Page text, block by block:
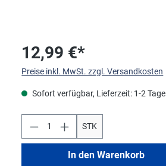
12,99 €*
Preise inkl. MwSt. zzgl. Versandkosten
Sofort verfügbar, Lieferzeit: 1-2 Tage
STK
In den Warenkorb